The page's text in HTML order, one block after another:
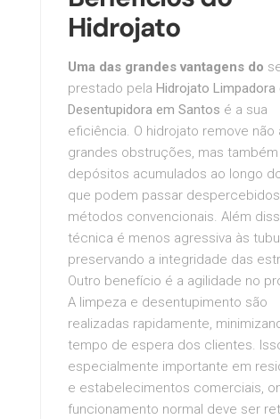
Hidrojato
Uma das grandes vantagens do
prestado pela Hidrojato Limpadora
Desentupidora em Santos é a sua
eficiência. O hidrojato remove não
grandes obstruções, mas também
depósitos acumulados ao longo
que podem passar
métodos convencionais. Além
técnica é menos agressiva às
preservando a integridade das
Outro benefício é a agilidade no
A limpeza e desentupimento são
realizadas rapidamente,
tempo de espera dos clientes.
especialmente importante em
e estabelecimentos comerciais,
funcionamento normal deve ser